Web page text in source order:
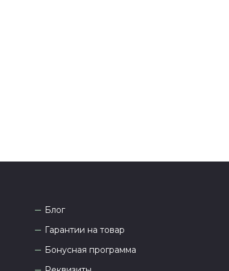
Блог
Гарантии на товар
Бонусная программа